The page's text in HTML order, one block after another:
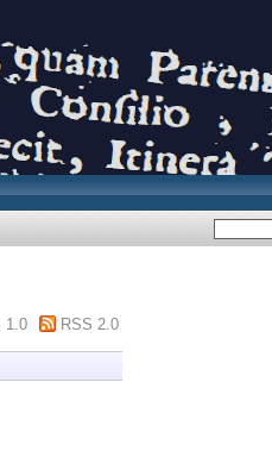
1.0 RSS 2.0